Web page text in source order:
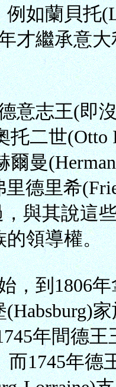
如蘭貝托
才繼承意
意志王(即
托二世
爾曼
里德里希
，與其說這
的領導權。
，到1806
年間德
1745年德